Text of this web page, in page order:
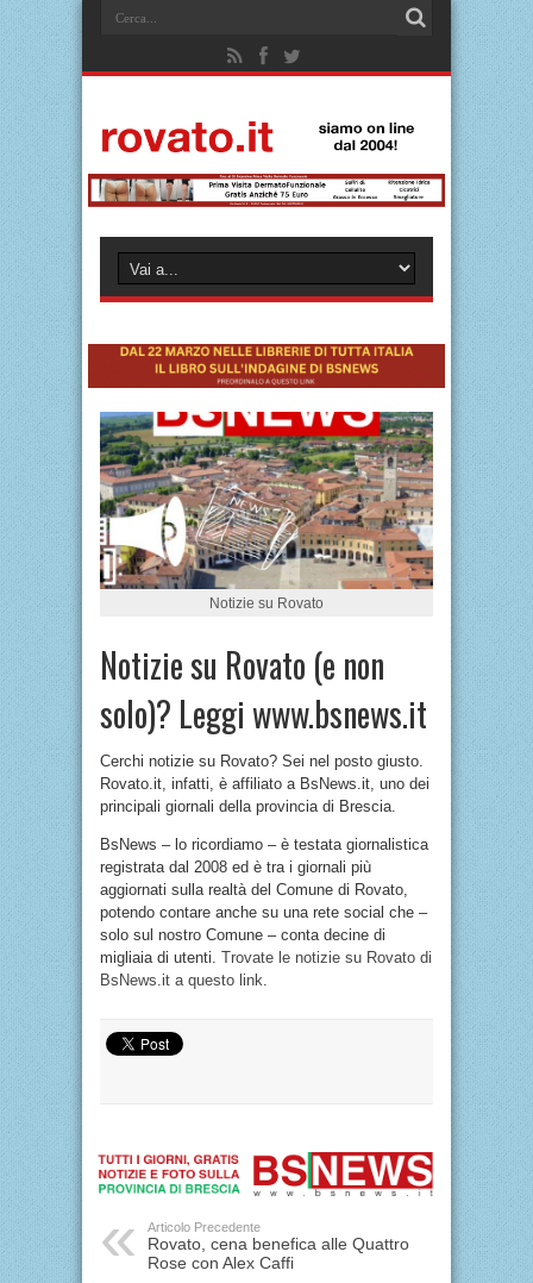
Notizie su Rovato
Notizie su Rovato (e non
solo)? Leggi www.bsnews.it
Cerchi notizie su Rovato? Sei nel posto giusto.
Rovato.it, infatti, è affiliato a BsNews.it, uno dei
principali giornali della provincia di Brescia.
BsNews – lo ricordiamo – è testata giornalistica
registrata dal 2008 ed è tra i giornali più
aggiornati sulla realtà del Comune di Rovato,
potendo contare anche su una rete social che –
solo sul nostro Comune – conta decine di
migliaia di utenti. Trovate le notizie su Rovato di
BsNews.it a questo link
Articolo Precedente
Rovato, cena benefica alle Quattro
Rose con Alex Caffi